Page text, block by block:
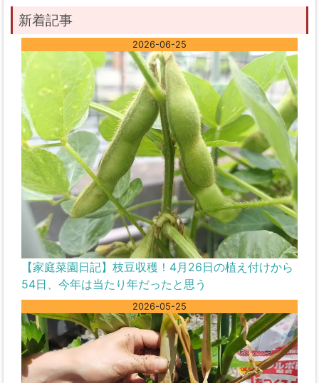
新着記事
2026-06-25
【家庭菜園日記】枝豆収穫！4月26日の植え付けから
54日、今年は当たり年だったと思う
2026-05-25